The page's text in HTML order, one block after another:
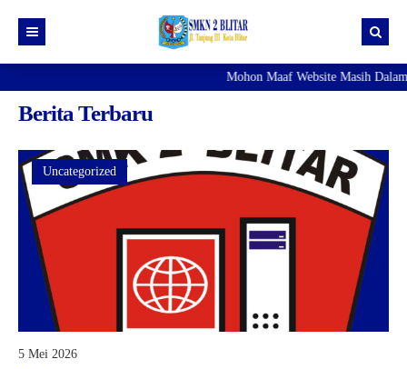
Konsentrasi Keahlian
Akuntansi Lembaga
Manajemen Perkantoran
TKJ
INFO SPMB
Mohon Maaf Website Masih
Berita Terbaru
Uncategorized
5 Mei 2026